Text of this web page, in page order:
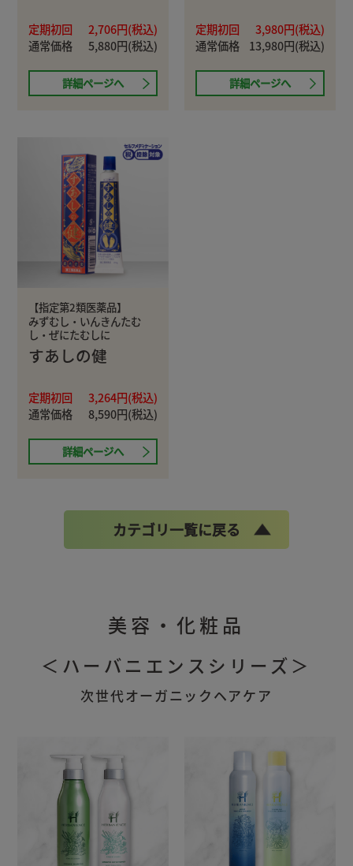
定期初回
2,706円(税込)
通常価格
5,880円(税込)
詳細ページへ
定期初回
3,980円(税込)
通常価格
13,980円(税込)
詳細ページへ
【指定第2類医薬品】
みずむし・いんきんたむ
し・ぜにたむしに
すあしの健
定期初回
3,264円(税込)
通常価格
8,590円(税込)
詳細ページへ
カテゴリ一覧に戻る
美容・化粧品
＜ハーバニエンスシリーズ＞
次世代オーガニックヘアケア